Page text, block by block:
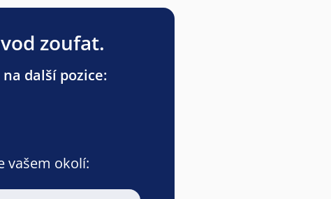
zoufat.
další pozice:
vašem okolí: